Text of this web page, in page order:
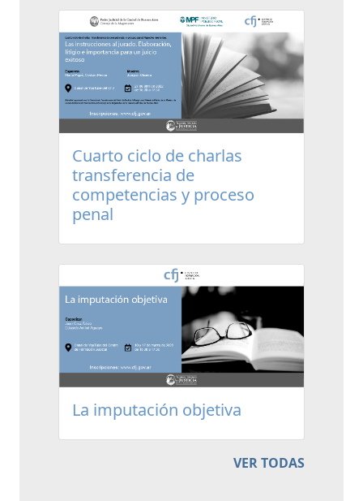
Cuarto ciclo de charlas
transferencia de
competencias y proceso
penal
La imputación objetiva
VER TODAS